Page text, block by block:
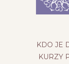
KDO JE
KURZY